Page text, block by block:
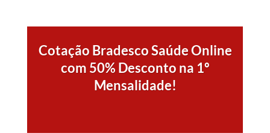
Cotação Bradesco Saúde Online
com 50% Desconto na 1º
Mensalidade!